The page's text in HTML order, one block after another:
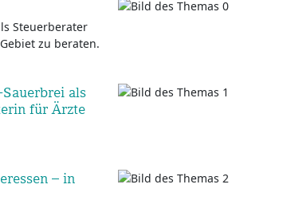
Steuerberater
zu beraten.
als
für Ärzte
– in